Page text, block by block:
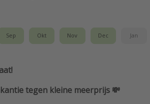
Sep Okt Nov Dec Jan
tegen kleine meerprijs 💸